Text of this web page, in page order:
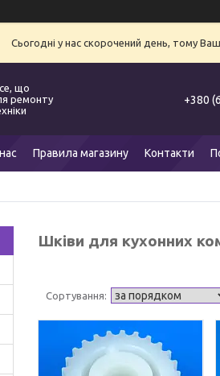
Сьогодні у нас скорочений день, тому
що
ремонту
+380
Правила магазину Контакти
Шківи для кухонних